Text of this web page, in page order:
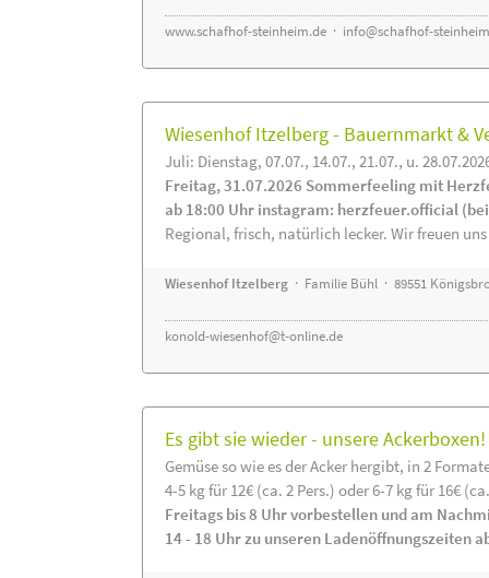
www.schafhof-steinheim.de · info@schafhof-
Wiesenhof Itzelberg - Bauernmarkt &
Juli: Dienstag, 07.07., 14.07., 21.07., u.
Freitag, 31.07.2026 Sommerfeeling mit
ab 18:00 Uhr instagram: herzfeuer.official
Regional, frisch, natürlich lecker. Wir freuen
Wiesenhof Itzelberg · Familie Bühl · 89551
konold-wiesenhof@t-online.de
Es gibt sie wieder - unsere Ackerboxen!
Gemüse so wie es der Acker hergibt, in 2
4-5 kg für 12€ (ca. 2 Pers.) oder 6-7 kg für 16€
Freitags bis 8 Uhr vorbestellen und am
14 - 18 Uhr zu unseren Ladenöffnungszeiten